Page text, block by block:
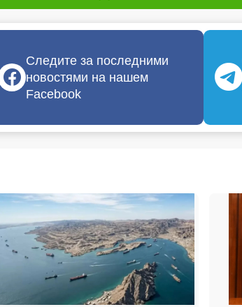
Следите за последними
новостями на нашем
Facebook